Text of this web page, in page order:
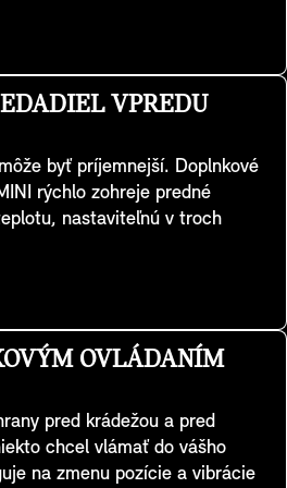
dochádzania aj z
rozhodne efektívnejšia než
obzvlášť pri krátkych
VPREDU
byť príjemnejší. Doplnkové
rýchlo zohreje predné
nastaviteľnú v troch
zohriatie sedákov a celej
na ovládacom displeji.
OVLÁDANÍM
pred krádežou a pred
chcel vlámať do vášho
na zmenu pozície a vibrácie